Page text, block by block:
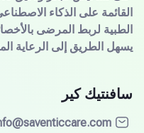
القائمة على الذكاء
الطبية لربط المرضى
يسهل الطريق إلى الرعاية
سافنتيك كير